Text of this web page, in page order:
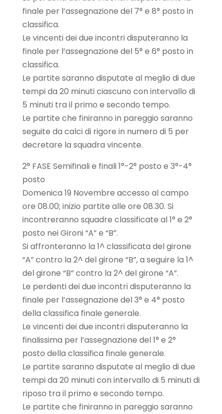
finale per l’assegnazione del 7° e 8° posto in
classifica.
Le vincenti dei due incontri disputeranno la
finale per l’assegnazione del 5° e 6° posto in
classifica.
Le partite saranno disputate al meglio di due
tempi da 20 minuti ciascuno con intervallo di
5 minuti tra il primo e secondo tempo.
Le partite che finiranno in pareggio saranno
seguite da calci di rigore in numero di 5 per
decretare la squadra vincente.
2° FASE Semifinali e finali 1°-2° posto e 3°-4°
posto
Domenica 19 Novembre accesso al campo
ore 08.00; inizio partite alle ore 08.30. Si
incontreranno squadre classificate al 1° e 2°
posto nei Gironi “A” e “B”.
Si affronteranno la 1^ classificata del girone
“A” contro la 2^ del girone “B”, a seguire la 1^
del girone “B” contro la 2^ del girone “A”.
Le perdenti dei due incontri disputeranno la
finale per l’assegnazione del 3° e 4° posto
della classifica finale generale.
Le vincenti dei due incontri disputeranno la
finalissima per l’assegnazione del 1° e 2°
posto della classifica finale generale.
Le partite saranno disputate al meglio di due
tempi da 20 minuti con intervallo di 5 minuti di
riposo tra il primo e secondo tempo.
Le partite che finiranno in pareggio saranno